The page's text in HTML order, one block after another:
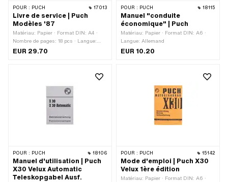
POUR : PUCH 17013
Livre de service | Puch
Modèles '87
Matériau: Papier · Format DIN: A4 ·
Nombre de pages: 18 pcs · Langue:
Allemand · Langue: Français
EUR 29.70
POUR : PUCH 18115
Manuel "conduite
économique" | Puch
Matériau: Papier · Format DIN: A6 ·
Langue: Allemand
EUR 10.20
POUR : PUCH 18106
Manuel d'utilisation | Puch
X30 Velux Automatic
Teleskopgabel Ausf.
POUR : PUCH 15142
Mode d'emploi | Puch X30
Velux 1ère édition
Matériau: Papier · Format DIN: A6 ·